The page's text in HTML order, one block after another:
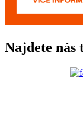
Najdete nás